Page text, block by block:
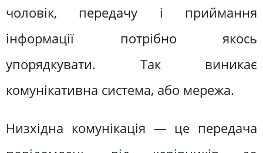
чоловік, передачу і приймання
інформації потрібно якось
упорядкувати. Так виникає
комунікативна система, або мережа.
Низхідна комунікація — це передача